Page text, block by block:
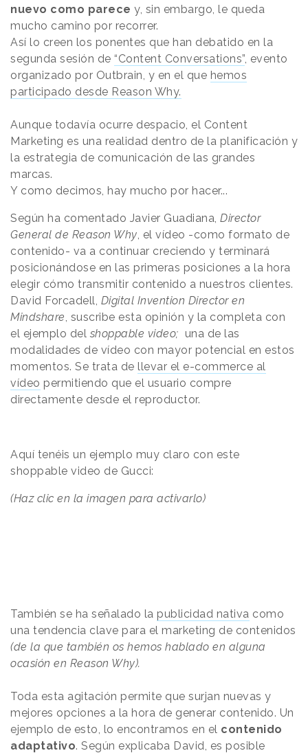
nuevo como parece y, sin embargo, le queda
mucho camino por recorrer.
Así lo creen los ponentes que han debatido en la
segunda sesión de “Content Conversations”, evento
organizado por Outbrain, y en el que hemos
participado desde Reason Why.
Aunque todavía ocurre despacio, el Content
Marketing es una realidad dentro de la planificación y
la estrategia de comunicación de las grandes
marcas.
Y como decimos, hay mucho por hacer...
Según ha comentado Javier Guadiana, Director
General de Reason Why , el vídeo -como formato de
contenido- va a continuar creciendo y terminará
posicionándose en las primeras posiciones a la hora
elegir cómo transmitir contenido a nuestros clientes.
David Forcadell, Digital Invention Director en
Mindshare , suscribe esta opinión y la completa con
el ejemplo del shoppable video; una de las
modalidades de vídeo con mayor potencial en estos
momentos. Se trata de llevar el e-commerce al
vídeo permitiendo que el usuario compre
directamente desde el reproductor.
Aquí tenéis un ejemplo muy claro con este
shoppable video de Gucci:
(Haz clic en la imagen para activarlo)
También se ha señalado la publicidad nativa como
una tendencia clave para el marketing de contenidos
(de la que también os hemos hablado en alguna
ocasión en Reason Why).
Toda esta agitación permite que surjan nuevas y
mejores opciones a la hora de generar contenido. Un
ejemplo de esto, lo encontramos en el contenido
adaptativo. Según explicaba David, es posible